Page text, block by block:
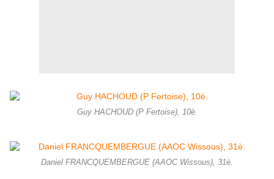
Guy HACHOUD (P Fertoise), 10è.
Daniel FRANCQUEMBERGUE (AAOC Wissous), 31è.